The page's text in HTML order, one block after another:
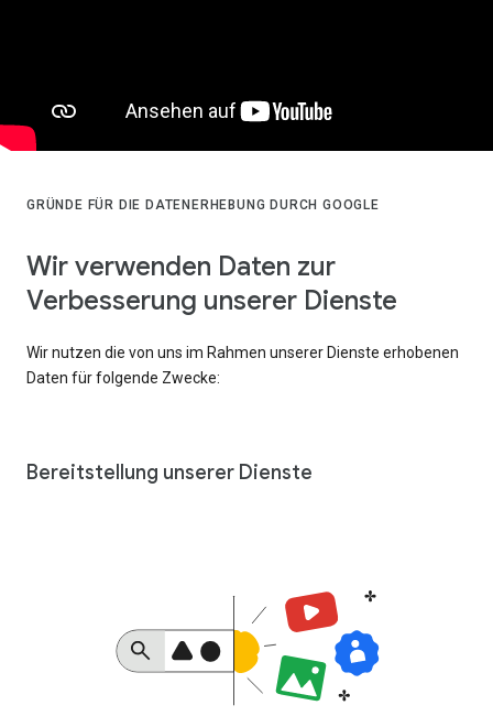
GRÜNDE FÜR DIE DATENERHEBUNG DURCH GOOGLE
Wir verwenden Daten zur
Verbesserung unserer Dienste
Wir nutzen die von uns im Rahmen unserer Dienste erhobenen
Daten für folgende Zwecke:
Bereitstellung unserer Dienste